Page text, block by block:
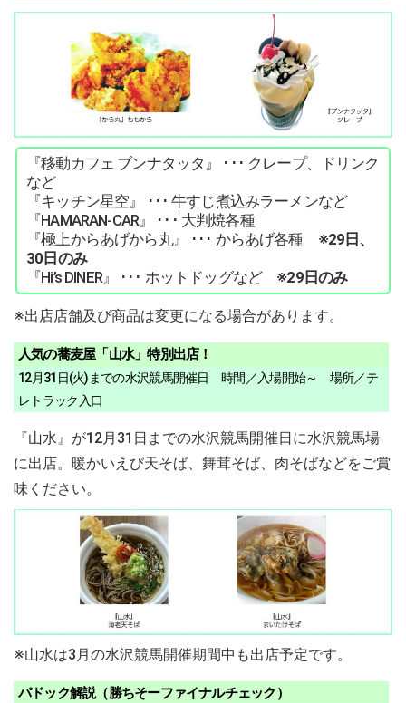
『移動カフェ ブンナタッタ』 ･･･ クレープ、ドリンク
など
『キッチン星空』 ･･･ 牛すじ煮込みラーメンなど
『HAMARAN-CAR』 ･･･ 大判焼各種
『極上からあげから丸』 ･･･ からあげ各種 ※29日、
30日のみ
『Hi’s DINER』 ･･･ ホットドッグなど ※29日のみ
※出店店舗及び商品は変更になる場合があります。
人気の蕎麦屋「山水」特別出店！
12月31日(火)までの水沢競馬開催日 時間／入場開始～ 場所／テ
レトラック入口
『山水』が12月31日までの水沢競馬開催日に水沢競馬場
に出店。暖かいえび天そば、舞茸そば、肉そばなどをご賞
味ください。
※山水は3月の水沢競馬開催期間中も出店予定です。
パドック解説（勝ちそーファイナルチェック）